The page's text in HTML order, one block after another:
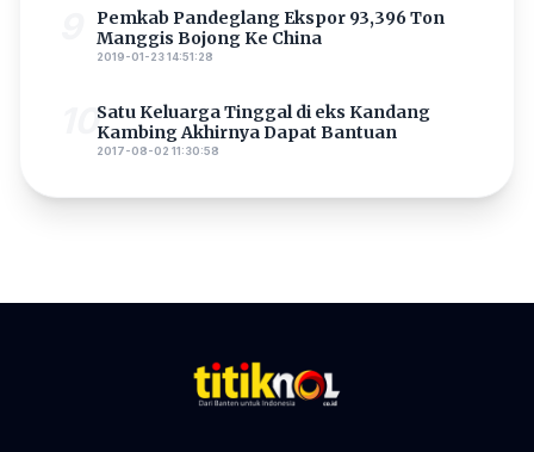
Pemkab Pandeglang Ekspor 93,396 Ton
Manggis Bojong Ke China
2019-01-23 14:51:28
10Satu Keluarga Tinggal di eks Kandang
Kambing Akhirnya Dapat Bantuan
2017-08-02 11:30:58